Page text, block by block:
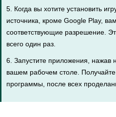
5. Когда вы хотите установить
источника, кроме Google Play,
соответствующие разрешение.
всего один раз.
6. Запустите приложения, нажав
вашем рабочем столе.
программы, после всех